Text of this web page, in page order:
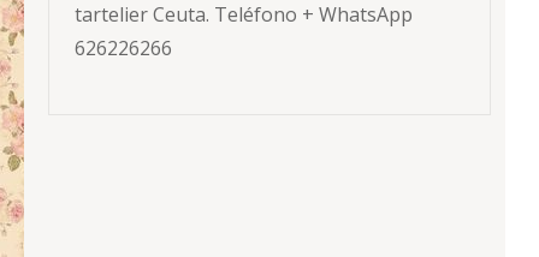
tartelier Ceuta. Teléfono + WhatsApp
626226266